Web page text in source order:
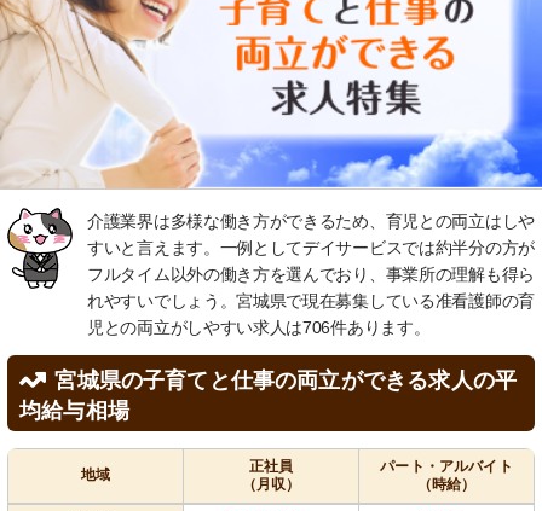
介護業界は多様な働き方ができるため、育児との両立はしや
すいと言えます。一例としてデイサービスでは約半分の方が
フルタイム以外の働き方を選んでおり、事業所の理解も得ら
れやすいでしょう。宮城県で現在募集している准看護師の育
児との両立がしやすい求人は706件あります。
宮城県の子育てと仕事の両立ができる求人の平
均給与相場
地域
正社員
（月収）
パート・アルバイト
（時給）